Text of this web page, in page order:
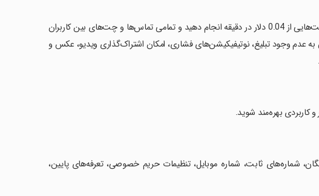
‏با تعرفه‌های بسیار پایین برای 120 کشور، می‌توانید تماس‌ها را با قیمت‌هایی از 0.04 دلار در دقیقه انجام دهید و تمامی تماس‌ها و چت‌های بین کاربران
عدم وجود تبلیغ، نوتیفیکیشن‌های فشاری، امکان اشتراک‌گذاری ویدیو، عکس و
شماره‌های ثابت، شماره موبایل، تنظیمات حریم خصوصی، تعرفه‌های پایین،